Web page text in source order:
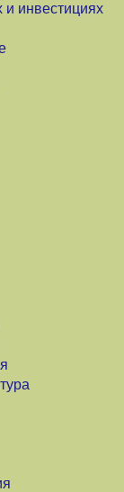
и инвестициях